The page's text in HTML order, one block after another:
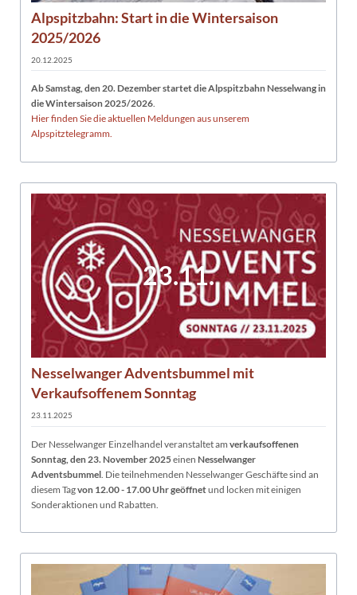
Alpspitzbahn: Start in die Wintersaison
2025/2026
20.12.2025
Ab Samstag, den 20. Dezember startet die Alpspitzbahn Nesselwang in
die Wintersaison 2025/2026.
Hier finden Sie die aktuellen Meldungen aus unserem
Alpspitztelegramm.
23.11.
Nesselwanger Adventsbummel mit
Verkaufsoffenem Sonntag
23.11.2025
Der Nesselwanger Einzelhandel veranstaltet am verkaufsoffenen
Sonntag, den 23. November 2025einen Nesselwanger
Adventsbummel . Die teilnehmenden Nesselwanger Geschäfte sind an
diesem Tagvon 12.00 - 17.00 Uhr geöffnetund locken mit einigen
Sonderaktionen und Rabatten.